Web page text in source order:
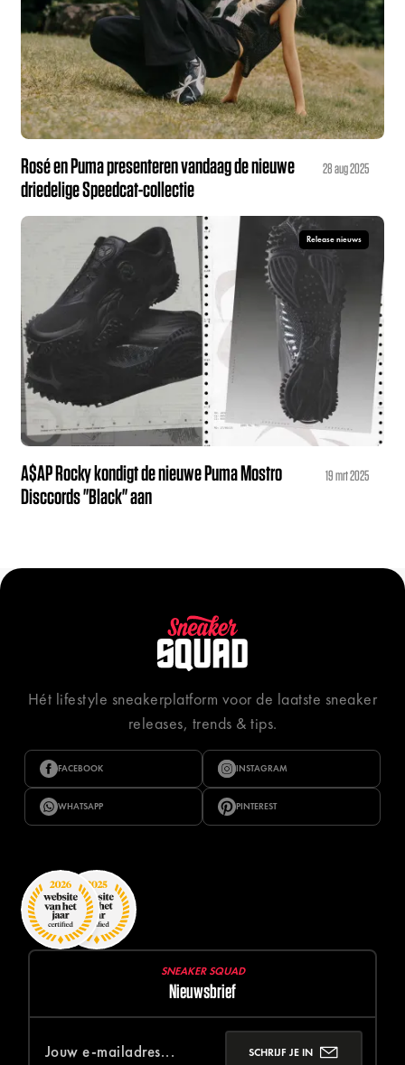
Rosé en Puma presenteren vandaag de nieuwe
driedelige Speedcat-collectie
28 aug 2025
Release nieuws
A$AP Rocky kondigt de nieuwe Puma Mostro
Disccords "Black" aan
19 mrt 2025
Hét lifestyle sneakerplatform voor de laatste sneaker
releases, trends & tips.
FACEBOOK INSTAGRAM
WHATSAPP PINTEREST
SNEAKER SQUAD
Nieuwsbrief
SCHRIJF JE IN